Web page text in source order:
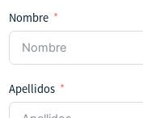
Nombre
Apellidos